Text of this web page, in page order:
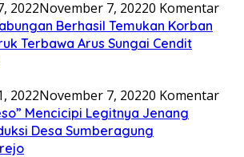
2022November 7, 20220 Komentar
Berhasil Temukan Korban
Terbawa Arus Sungai Cendit
2022November 7, 20220 Komentar
Mencicipi Legitnya Jenang
Desa Sumberagung